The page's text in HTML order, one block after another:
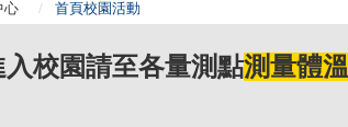
心 首頁校園活動
入校園請至各量測點測量體溫